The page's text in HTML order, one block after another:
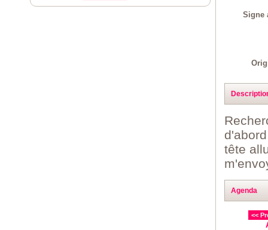
Signe
tête
Agenda
<<